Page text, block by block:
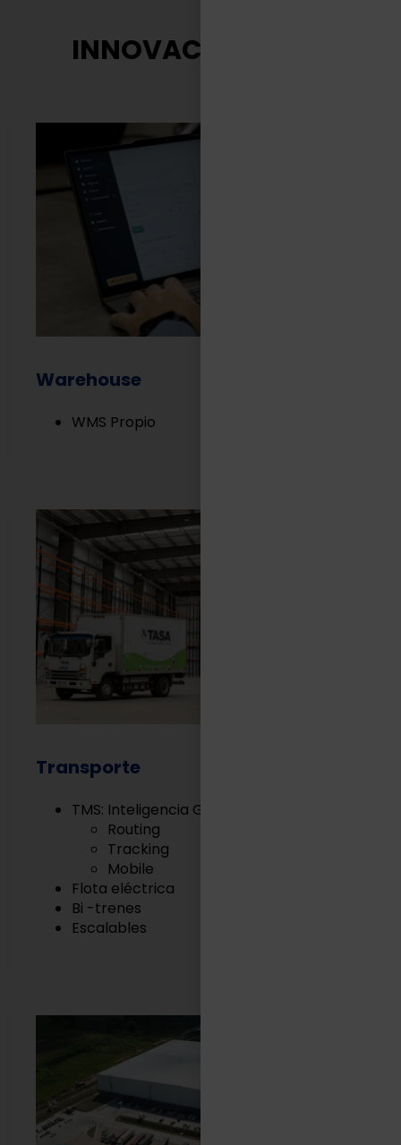
INNOVACIÓN TASA
Warehouse
WMS Propio
Transporte
TMS: Inteligencia Geográfica
Routing
Tracking
Mobile
Flota eléctrica
Bi -trenes
Escalables